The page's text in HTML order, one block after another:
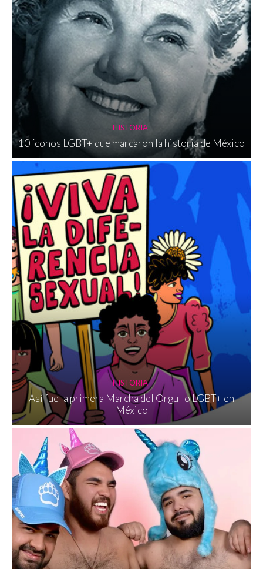
HISTORIA
10 íconos LGBT+ que marcaron la historia de México
HISTORIA
Así fue la primera Marcha del Orgullo LGBT+ en
México